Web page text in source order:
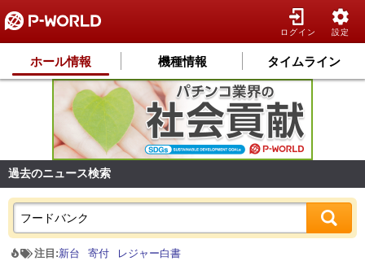
ログイン 設定
ホール情報 機種情報 タイムライン
過去のニュース検索
注目:新台 寄付 レジャー白書